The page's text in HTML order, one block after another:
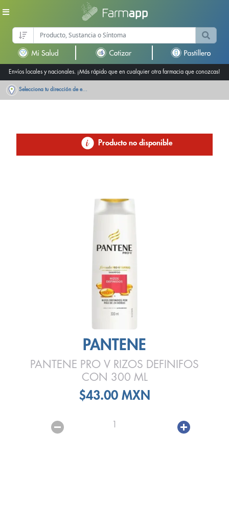
Envíos locales y nacionales. ¡Más rápido que en cualquier otra farmacia que conozcas!
Selecciona tu dirección de entrega
Producto no disponible
PANTENE
PANTENE PRO V RIZOS DEFINIFOS
CON 300 ML
$43.00 MXN
1